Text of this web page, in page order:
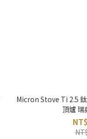
Micron Stove Ti 2.5
頂爐 瑞